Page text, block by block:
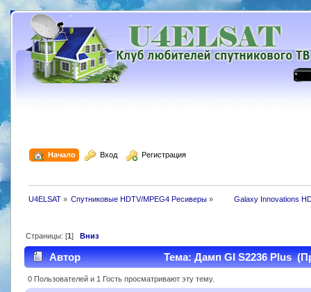
Начало Вход Регистрация
U4ELSAT» Спутниковые HDTV/MPEG4 Ресиверы » Galaxy Innovations
Страницы: [1] Вниз
Автор Тема: Дамп GI S2236 Plus
0 Пользователей и 1 Гость просматривают эту тему.